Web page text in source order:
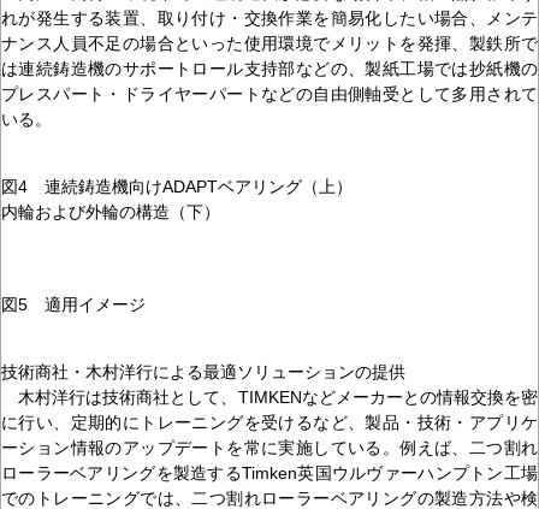
れが発生する装置、取り付け・交換作業を簡易化したい場合、メンテ
ナンス人員不足の場合といった使用環境でメリットを発揮、製鉄所で
は連続鋳造機のサポートロール支持部などの、製紙工場では抄紙機の
プレスパート・ドライヤーパートなどの自由側軸受として多用されて
いる。
図4 連続鋳造機向けADAPTベアリング（上）
内輪および外輪の構造（下）
図5 適用イメージ
技術商社・木村洋行による最適ソリューションの提供
木村洋行は技術商社として、TIMKENなどメーカーとの情報交換を密
に行い、定期的にトレーニングを受けるなど、製品・技術・アプリケ
ーション情報のアップデートを常に実施している。例えば、二つ割れ
ローラーベアリングを製造するTimken英国ウルヴァーハンプトン工場
でのトレーニングでは、二つ割れローラーベアリングの製造方法や検